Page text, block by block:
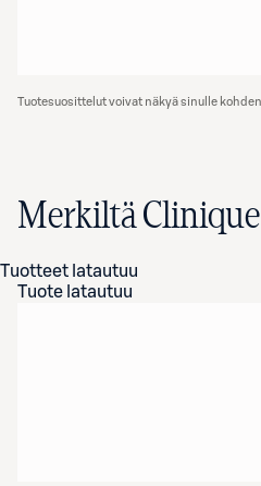
Tuotesuosittelut voivat näkyä sinulle
Merkiltä Clinique
Tuotteet latautuu
Tuote latautuu